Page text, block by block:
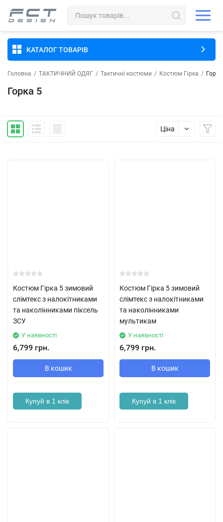
КАТАЛОГ ТОВАРІВ
Головна / ТАКТИЧНИЙ ОДЯГ / Тактичні костюми / Костюм Гірка /
Горка 5
Ціна
Костюм Гірка 5 зимовий
слімтекс з налокітниками
та наколінниками піксель
ЗСУ
У наявності
6,799 грн.
В кошик
Купуй в 1 клік
Костюм Гірка 5 зимовий
слімтекс з налокітниками
та наколінниками
мультикам
У наявності
6,799 грн.
В кошик
Купуй в 1 клік